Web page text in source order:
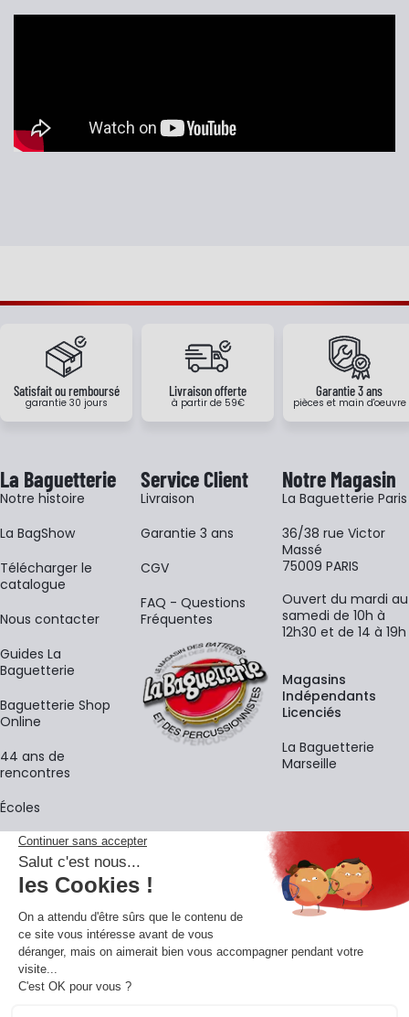
Satisfait ou remboursé
garantie 30 jours
Livraison offerte
à partir de 59€
Garantie 3 ans
pièces et main d'oeuvre
La Baguetterie
Notre histoire
La BagShow
​Télécharger le
catalogue
Nous contacter
Guides La
Baguetterie
Baguetterie Shop
Online
44 ans de
rencontres
Écoles
Service Client
Livraison
Garantie 3 ans
CGV
FAQ - Questions
Fréquentes
Notre Magasin
La Baguetterie Paris
36/38 rue Victor
Massé
75009 PARIS
Ouvert du mardi au
samedi de 10h à
12h30 et de 14 à 19h
Magasins
Indépendants
Licenciés
La Baguetterie
Marseille
La newsletter
Adresse e-mail
En vous inscrivant à notre newsletter, vous acceptez notrepolitique de
confidentialité.
Retrouvons-nous sur